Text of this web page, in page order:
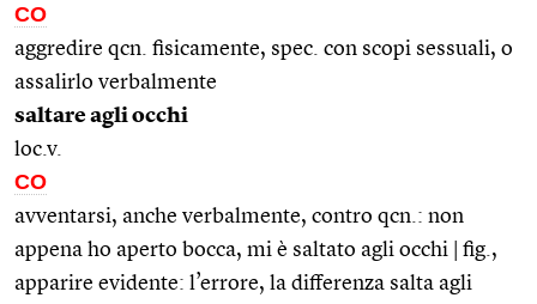
CO
aggredire qcn. fisicamente, spec. con scopi sessuali, o
assalirlo verbalmente
saltare agli occhi
loc.v.
CO
avventarsi, anche verbalmente, contro qcn.: non
appena ho aperto bocca, mi è saltato agli occhi | fig.,
apparire evidente: l’errore, la differenza salta agli